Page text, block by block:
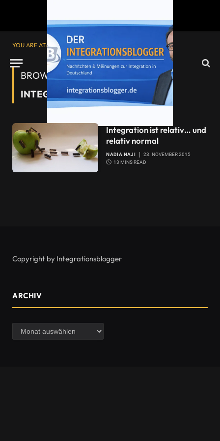
YOU ARE AT: Startseite»
BROWSING:
INTEGRATIONSVERWEIGERUNG
Integration ist relativ… und
relativ normal
NADIA NAJI
23. NOVEMBER 2015
13 MINS READ
Copyright by Integrationsblogger
ARCHIV
Archiv